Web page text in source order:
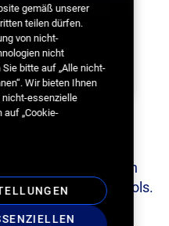
statischen
Medien oder allen
die richtigen Tools.
gemäß unserer
teilen dürfen.
von nicht-
nicht
bitte auf „Alle nicht-
Wir bieten Ihnen
essenzielle
auf „Cookie-